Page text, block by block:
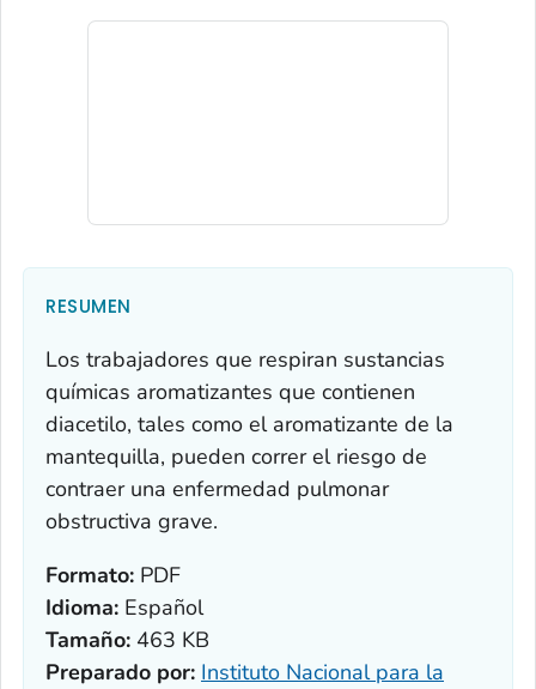
RESUMEN
Los trabajadores que respiran sustancias
químicas aromatizantes que contienen
diacetilo, tales como el aromatizante de la
mantequilla, pueden correr el riesgo de
contraer una enfermedad pulmonar
obstructiva grave.
Formato: PDF
Idioma: Español
Tamaño: 463 KB
Preparado por: Instituto Nacional para la